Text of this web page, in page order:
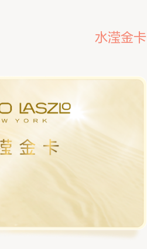
水滢金卡